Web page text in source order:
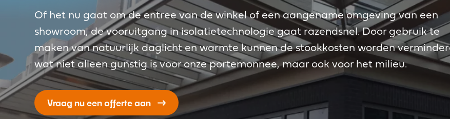
Of het nu gaat om de entree van de winkel of een aangename omgeving van een
showroom, de vooruitgang in isolatietechnologie gaat razendsnel. Door gebruik te
maken van natuurlijk daglicht en warmte kunnen de stookkosten worden
wat niet alleen gunstig is voor onze portemonnee, maar ook voor het milieu.
Vraag nu een offerte aan